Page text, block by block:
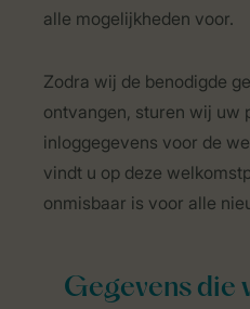
alle mogelijkheden voor.
Zodra wij de benodigde
ontvangen, sturen wij uw
inloggegevens voor de
vindt u op deze
onmisbaar is voor alle
Gegevens die